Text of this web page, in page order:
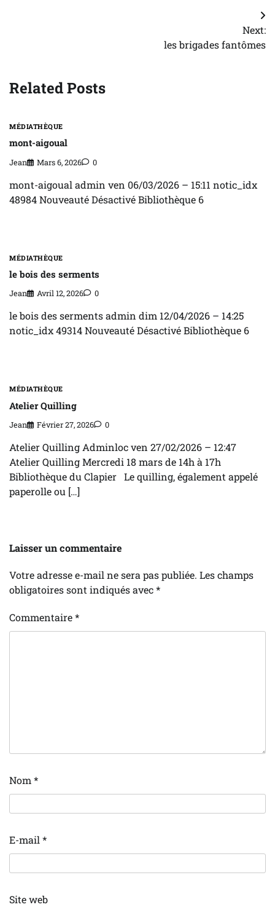
Next:
les brigades fantômes
Related Posts
MÉDIATHÈQUE
mont-aigoual
Jean Mars 6, 2026 0
mont-aigoual admin ven 06/03/2026 – 15:11 notic_idx
48984 Nouveauté Désactivé Bibliothèque 6
MÉDIATHÈQUE
le bois des serments
Jean Avril 12, 2026 0
le bois des serments admin dim 12/04/2026 – 14:25
notic_idx 49314 Nouveauté Désactivé Bibliothèque 6
MÉDIATHÈQUE
Atelier Quilling
Jean Février 27, 2026 0
Atelier Quilling Adminloc ven 27/02/2026 – 12:47
Atelier Quilling Mercredi 18 mars de 14h à 17h
Bibliothèque du Clapier Le quilling, également appelé
paperolle ou […]
Laisser un commentaire
Votre adresse e-mail ne sera pas publiée. Les champs
obligatoires sont indiqués avec*
Commentaire*
Nom *
E-mail *
Site web